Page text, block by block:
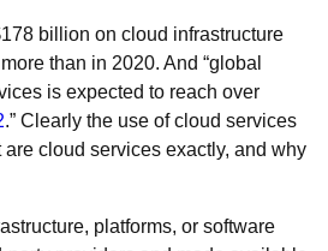
billion on cloud infrastructure
than in 2020. And “global
is expected to reach over
.” Clearly the use of cloud services
cloud services exactly, and why
platforms, or software